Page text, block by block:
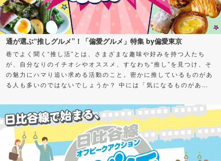
通が選ぶ“推しグルメ”！「偏愛グルメ」特集 by偏愛東京
巷でよく聞く“推し活”とは、さまざまな趣味や好みを持つ人たち
が、自分なりのイチオシやオススメ、すなわち“推し”を見つけ、そ
の魅力にハマり追い求める活動のこと。密かに推しているものがあ
る人も多いのではないでしょうか？ 中には「気になるものがある
けたい！」とお悩みの方もいるかもしれません。 そこで今回、さ
まざまなグルメの“通（ツウ）”に“推し”をアンケート！愛してやま
ない、超オススメスポット＆グルメを聞いちゃいました。気になる
カテゴリーがあったら、ぜひチェックしてみてくださいね。